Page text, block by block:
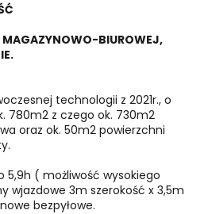
MAGAZYNOWO-BIUROWEJ,
technologii z 2021r., o
780m2 z czego ok. 730m2
oraz ok. 50m2 powierzchni
5,9h ( możliwość wysokiego
wjazdowe 3m szerokość x 3,5m
bezpyłowe.